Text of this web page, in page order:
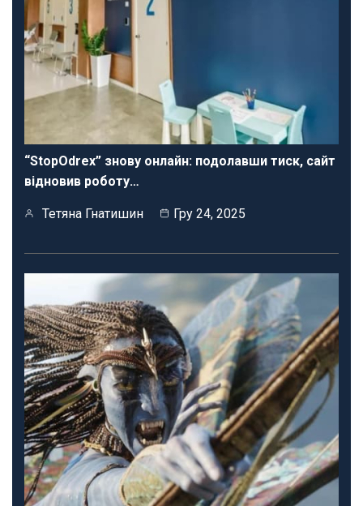
“StopOdrex” знову онлайн: подолавши тиск, сайт
відновив роботу…
Тетяна Гнатишин Гру 24, 2025